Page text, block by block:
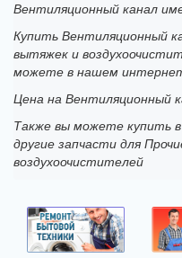
Вентиляционный канал
Купить Вентиляционный
вытяжек и
можете в нашем
Цена на Вентиляционный
Также вы можете купить
другие запчасти для
воздухоочистителей